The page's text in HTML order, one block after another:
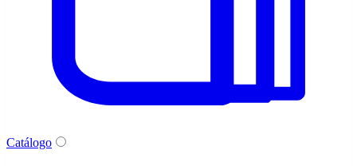
Catálogo